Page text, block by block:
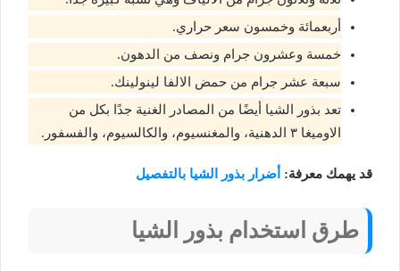
أربعمائة وخمسون سعر حراري.
خمسة وعشرون جرام ونصف من الدهون.
سبعة عشر جرام من حمض الالفا لينولينك.
تعد بذور الشيا أيضًا من المصادر الغنية جدًا بكل من
الاوميغا ٣ الدهنية، والمغنسيوم، والكالسيوم، والفسفور.
قد يهمك معرفة: أضرار بذور الشيا بالتفصيل
طرق استخدام بذور الشيا